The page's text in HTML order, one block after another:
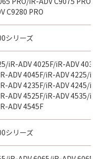
C9280 PRO
シリーズ
iR-ADV 4025F/iR-ADV
ADV 4045F/iR-ADV 4225/
ADV 4235F/iR-ADV 4245/
ADV 4525F/iR-ADV 4535/
ADV 4545F
シリーズ